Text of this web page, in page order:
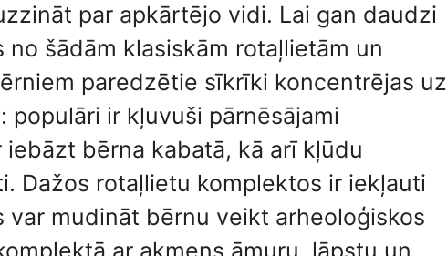
par apkārtējo vidi. Lai gan daudzi
šādām klasiskām rotaļlietām un
paredzētie sīkrīki koncentrējas uz
populāri ir kļuvuši pārnēsājami
bērna kabatā, kā arī kļūdu
Dažos rotaļlietu komplektos ir iekļauti
var mudināt bērnu veikt arheoloģiskos